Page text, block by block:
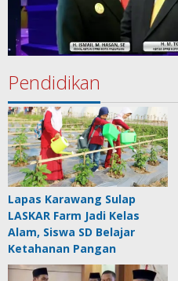
Pendidikan
Lapas Karawang Sulap
LASKAR Farm Jadi Kelas
Alam, Siswa SD Belajar
Ketahanan Pangan